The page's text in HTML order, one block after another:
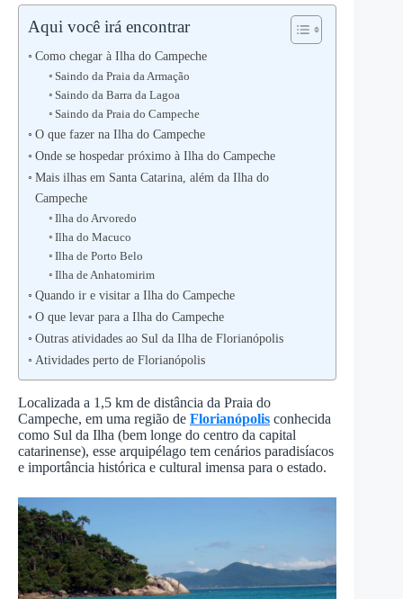
Aqui você irá encontrar
Como chegar à Ilha do Campeche
Saindo da Praia da Armação
Saindo da Barra da Lagoa
Saindo da Praia do Campeche
O que fazer na Ilha do Campeche
Onde se hospedar próximo à Ilha do Campeche
Mais ilhas em Santa Catarina, além da Ilha do
Campeche
Ilha do Arvoredo
Ilha do Macuco
Ilha de Porto Belo
Ilha de Anhatomirim
Quando ir e visitar a Ilha do Campeche
O que levar para a Ilha do Campeche
Outras atividades ao Sul da Ilha de Florianópolis
Atividades perto de Florianópolis
Localizada a 1,5 km de distância da Praia do
Campeche, em uma região de Florianópolis conhecida
como Sul da Ilha (bem longe do centro da capital
catarinense), esse arquipélago tem cenários paradisíacos
e importância histórica e cultural imensa para o estado.